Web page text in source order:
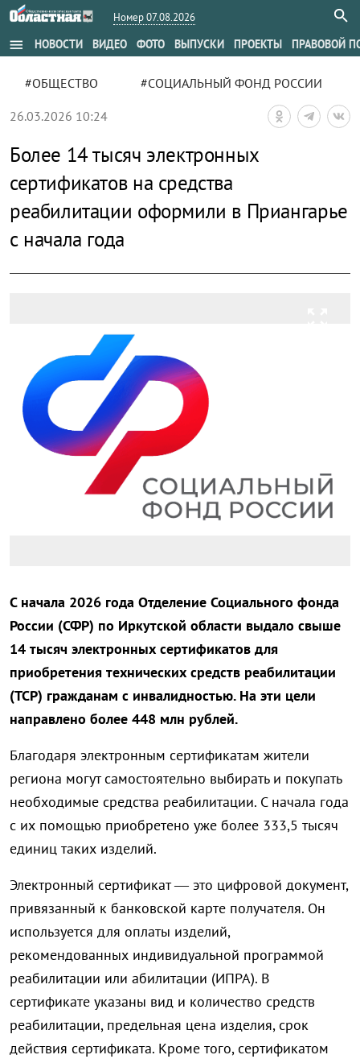
Номер 07.08.2026
menu НОВОСТИ ВИДЕО ФОТО ВЫПУСКИ ПРОЕКТЫ ПРАВОВОЙ
#ОБЩЕСТВО #СОЦИАЛЬНЫЙ ФОНД РОССИИ
26.03.2026 10:24
Более 14 тысяч электронных
сертификатов на средства
реабилитации оформили в Приангарье
с начала года
С начала 2026 года Отделение Социального фонда
России (СФР) по Иркутской области выдало свыше
14 тысяч электронных сертификатов для
приобретения технических средств реабилитации
(ТСР) гражданам с инвалидностью. На эти цели
направлено более 448 млн рублей.
Благодаря электронным сертификатам жители
региона могут самостоятельно выбирать и покупать
необходимые средства реабилитации. С начала года
с их помощью приобретено уже более 333,5 тысяч
единиц таких изделий.
Электронный сертификат — это цифровой документ,
привязанный к банковской карте получателя. Он
используется для оплаты изделий,
рекомендованных индивидуальной программой
реабилитации или абилитации (ИПРА). В
сертификате указаны вид и количество средств
реабилитации, предельная цена изделия, срок
действия сертификата. Кроме того, сертификатом